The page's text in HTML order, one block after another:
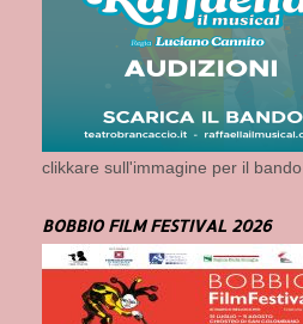
clikkare sull'immagine per il bando
BOBBIO FILM FESTIVAL 2026